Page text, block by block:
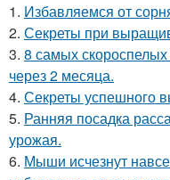
1. Избавляемся от
2. Секреты при
3. 8 самых
через 2 месяца.
4. Секреты успешного
5. Ранняя посадка
урожая.
6. Мыши исчезнут